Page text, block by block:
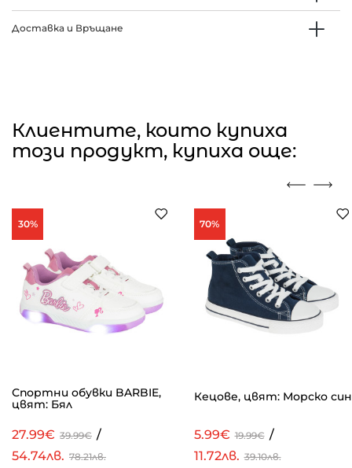
Доставка и Връщане
Клиентите, които купиха
този продукт, купиха още:
30%
Спортни обувки BARBIE,
цвят: Бял
27.99€ 39.99€ /
54.74лв. 78.21лв.
70%
Кецове, цвят: Морско син
5.99€ 19.99€ /
11.72лв. 39.10лв.